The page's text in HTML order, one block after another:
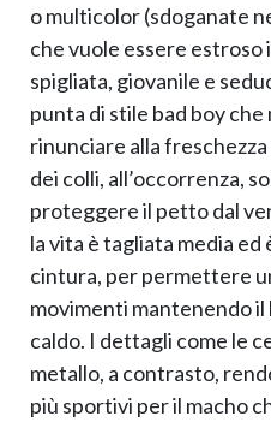
o multicolor (sdoganate
che vuole essere estroso
spigliata, giovanile e
punta di stile bad boy che
rinunciare alla
dei colli, all’occorrenza,
proteggere il petto dal
la vita è tagliata media
cintura, per permettere
movimenti mantenendo
caldo. I dettagli come le
metallo, a contrasto,
più sportivi per il macho